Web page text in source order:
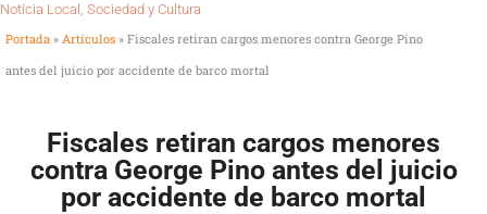
Noticia Local , Sociedad y Cultura
Portada » Artículos » Fiscales retiran cargos menores contra George Pino
antes del juicio por accidente de barco mortal
Fiscales retiran cargos menores
contra George Pino antes del juicio
por accidente de barco mortal